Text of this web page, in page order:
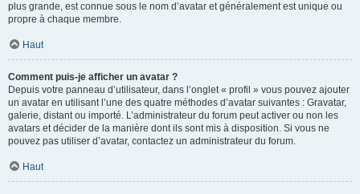
plus grande, est connue sous le nom d’avatar et généralement est unique ou
propre à chaque membre.
Haut
Comment puis-je afficher un avatar ?
Depuis votre panneau d’utilisateur, dans l’onglet « profil » vous pouvez ajouter
un avatar en utilisant l’une des quatre méthodes d’avatar suivantes : Gravatar,
galerie, distant ou importé. L’administrateur du forum peut activer ou non les
avatars et décider de la manière dont ils sont mis à disposition. Si vous ne
pouvez pas utiliser d’avatar, contactez un administrateur du forum.
Haut